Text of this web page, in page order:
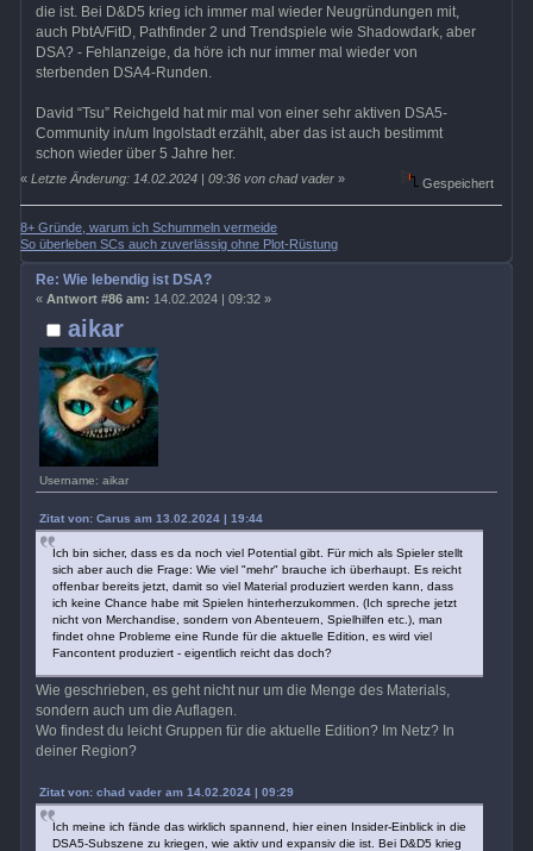
die ist. Bei D&D5 krieg ich immer mal wieder Neugründungen mit,
auch PbtA/FitD, Pathfinder 2 und Trendspiele wie Shadowdark, aber
DSA? - Fehlanzeige, da höre ich nur immer mal wieder von
sterbenden DSA4-Runden.
David “Tsu” Reichgeld hat mir mal von einer sehr aktiven DSA5-
Community in/um Ingolstadt erzählt, aber das ist auch bestimmt
schon wieder über 5 Jahre her.
«Letzte Änderung: 14.02.2024 | 09:36 von chad vader » Gespeichert
8+ Gründe, warum ich Schummeln vermeide
So überleben SCs auch zuverlässig ohne Plot-Rüstung
aikar
Username: aikar
Re: Wie lebendig ist DSA?
« Antwort #86 am: 14.02.2024 | 09:32 »
Zitat von: Carus am 13.02.2024 | 19:44
Ich bin sicher, dass es da noch viel Potential gibt. Für mich als Spieler stellt
sich aber auch die Frage: Wie viel "mehr" brauche ich überhaupt. Es reicht
offenbar bereits jetzt, damit so viel Material produziert werden kann, dass
ich keine Chance habe mit Spielen hinterherzukommen. (Ich spreche jetzt
nicht von Merchandise, sondern von Abenteuern, Spielhilfen etc.), man
findet ohne Probleme eine Runde für die aktuelle Edition, es wird viel
Fancontent produziert - eigentlich reicht das doch?
Wie geschrieben, es geht nicht nur um die Menge des Materials,
sondern auch um die Auflagen.
Wo findest du leicht Gruppen für die aktuelle Edition? Im Netz? In
deiner Region?
Zitat von: chad vader am 14.02.2024 | 09:29
Ich meine ich fände das wirklich spannend, hier einen Insider-Einblick in die
DSA5-Subszene zu kriegen, wie aktiv und expansiv die ist. Bei D&D5 krieg